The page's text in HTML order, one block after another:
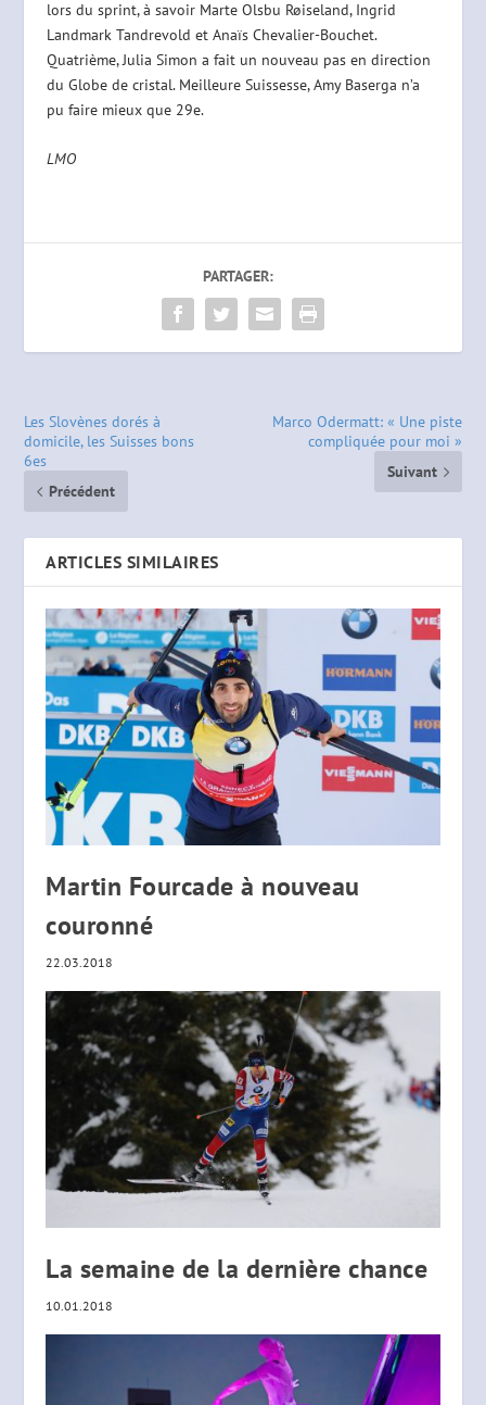
lors du sprint, à savoir Marte Olsbu Røiseland, Ingrid
Landmark Tandrevold et Anaïs Chevalier-Bouchet.
Quatrième, Julia Simon a fait un nouveau pas en direction
du Globe de cristal. Meilleure Suissesse, Amy Baserga n’a
pu faire mieux que 29e.
LMO
PARTAGER:
Les Slovènes dorés à
domicile, les Suisses bons
6es
Précédent
Marco Odermatt: « Une piste
compliquée pour moi »
Suivant
ARTICLES SIMILAIRES
Martin Fourcade à nouveau
couronné
22.03.2018
La semaine de la dernière chance
10.01.2018